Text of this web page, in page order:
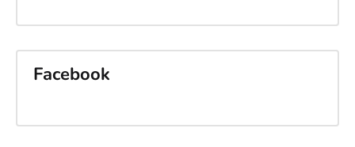
Facebook